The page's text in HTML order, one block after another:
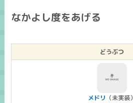
なかよし度をあげる
どうぶつ
メドリ （未実装）